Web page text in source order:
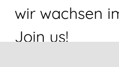
wir wachsen
Join us!